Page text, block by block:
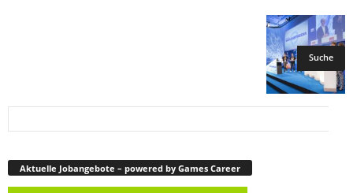
Aktuelle Jobangebote – powered by Games Career